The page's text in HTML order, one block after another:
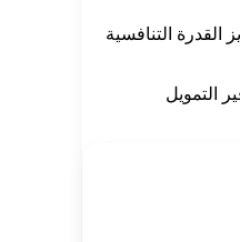
التنافسية
التمويل